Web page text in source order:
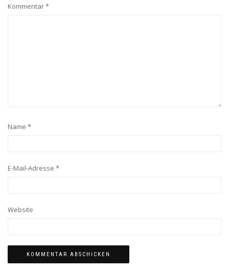
Kommentar*
Name *
E-Mail-Adresse *
Website